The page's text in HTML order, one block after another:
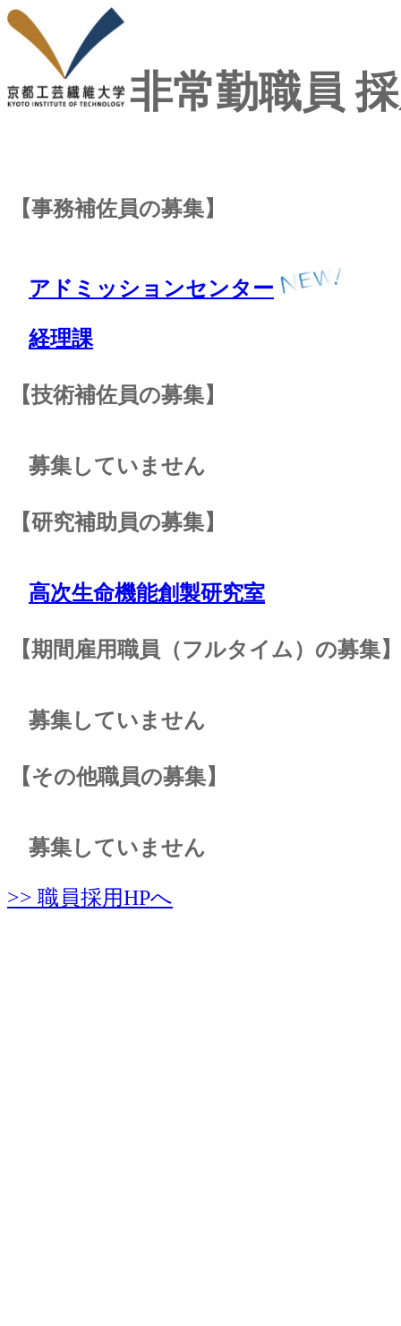
非常勤職員
【事務補佐員の募集】
アドミッションセンター
経理課
【技術補佐員の募集】
募集していません
【研究補助員の募集】
高次生命機能創製研究室
【期間雇用職員（フルタイム）の募集】
募集していません
【その他職員の募集】
募集していません
>> 職員採用HPへ